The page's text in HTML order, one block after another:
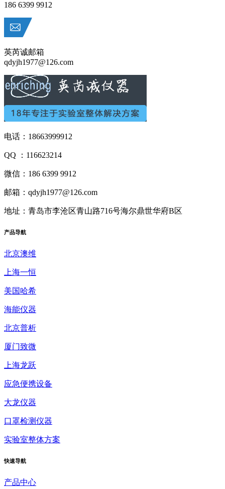
186 6399 9912
英芮诚邮箱
qdyjh1977@126.com
电话：18663999912
QQ ：116623214
微信：186 6399 9912
邮箱：qdyjh1977@126.com
地址：青岛市李沧区青山路716号海尔鼎世华府B区
产品导航
北京澳维
上海一恒
美国哈希
海能仪器
北京普析
厦门致微
上海龙跃
应急便携设备
大龙仪器
口罩检测仪器
实验室整体方案
快速导航
产品中心